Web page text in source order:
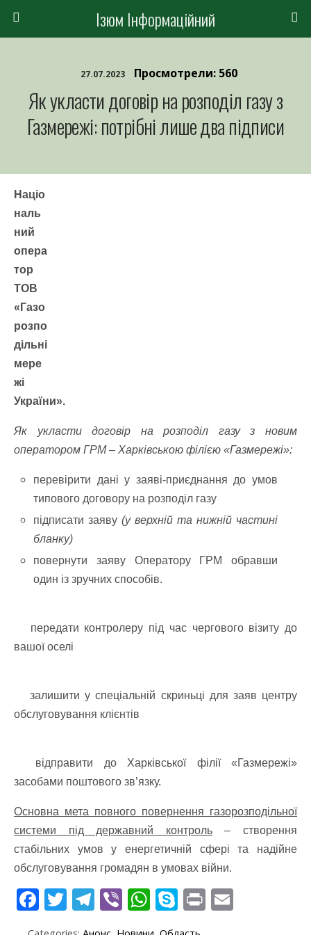
Ізюм Інформаційний
27.07.2023 Просмотрели: 560
Як укласти договір на розподіл газу з
Газмережі: потрібні лише два підписи
Націо
наль
ний
опера
тор
ТОВ
«Газо
розпо
дільні
мере
жі
України».
Як укласти договір на розподіл газу з новим
оператором ГРМ – Харківською філією «Газмережі»:
перевірити дані у заяві-приєднання до умов
типового договору на розподіл газу
підписати заяву(у верхній та нижній частині
бланку)
повернути заяву Оператору ГРМ обравши
один із зручних способів.
передати контролеру під час чергового візиту до
вашої оселі
залишити у спеціальній скриньці для заяв центру
обслуговування клієнтів
відправити до Харківської філії «Газмережі»
засобами поштового зв’язку.
Основна мета повного повернення газорозподільної
системи під державний контроль– створення
стабільних умов у енергетичній сфері та надійне
обслуговування громадян в умовах війни.
F T T Vi W S Pr